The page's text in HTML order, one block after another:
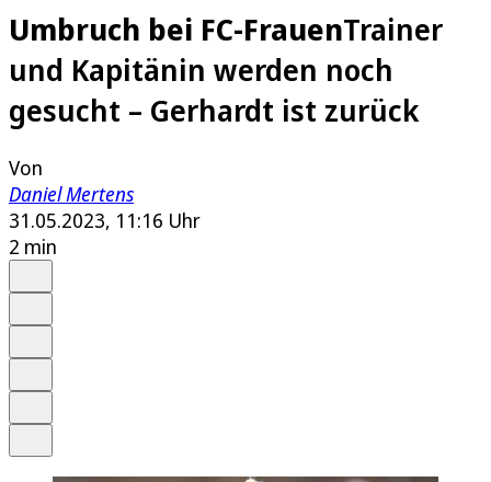
Umbruch bei FC-FrauenTrainer
und Kapitänin werden noch
gesucht – Gerhardt ist zurück
Von
Daniel Mertens
31.05.2023, 11:16 Uhr
2 min